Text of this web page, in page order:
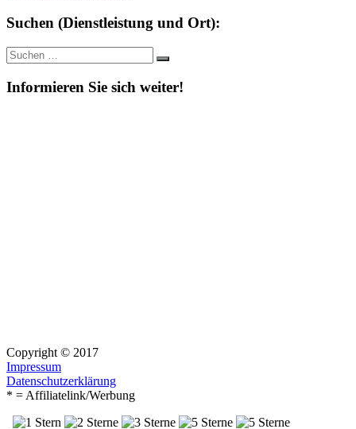
Suchen (Dienstleistung und Ort):
Suche
nach:
Suchen
Informieren Sie sich weiter!
Copyright © 2017
Impressum
Datenschutzerklärung
* = Affiliatelink/Werbung